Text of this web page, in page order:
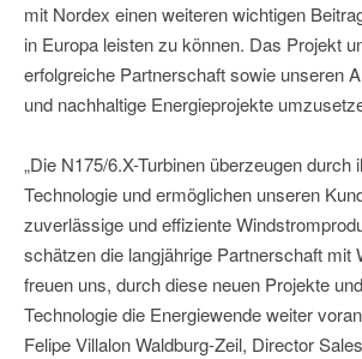
mit Nordex einen weiteren wichtigen
in Europa leisten zu können. Das Projekt
erfolgreiche Partnerschaft sowie unseren
und nachhaltige Energieprojekte
„Die N175/6.X-Turbinen überzeugen durch
Technologie und ermöglichen unseren
zuverlässige und effiziente
schätzen die langjährige Partnerschaft mit
freuen uns, durch diese neuen Projekte
Technologie die Energiewende weiter
Felipe Villalon Waldburg-Zeil, Director